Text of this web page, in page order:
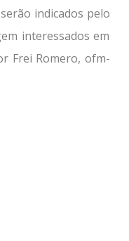
indicados pelo
interessados em
Frei Romero, ofm-